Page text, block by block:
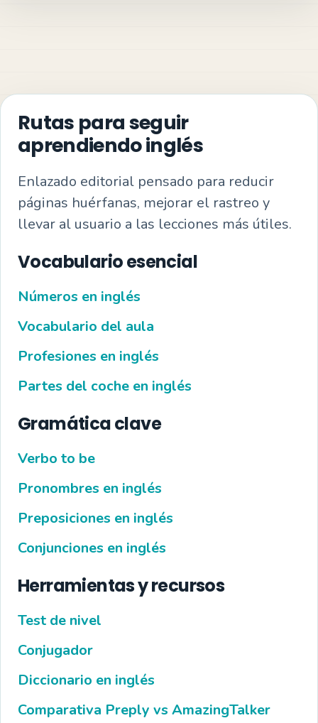
Rutas para seguir
aprendiendo inglés
Enlazado editorial pensado para reducir
páginas huérfanas, mejorar el rastreo y
llevar al usuario a las lecciones más útiles.
Vocabulario esencial
Números en inglés
Vocabulario del aula
Profesiones en inglés
Partes del coche en inglés
Gramática clave
Verbo to be
Pronombres en inglés
Preposiciones en inglés
Conjunciones en inglés
Herramientas y recursos
Test de nivel
Conjugador
Diccionario en inglés
Comparativa Preply vs AmazingTalker